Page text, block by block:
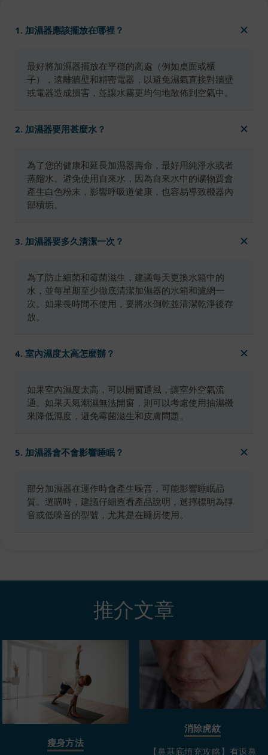
1. 加濕器應該擺放在哪裡？
最好將加濕器擺放在平穩的高處（例如桌面或櫃
子），遠離牆壁和精密電器，以避免濕氣直接對牆壁
或電器造成損害，並讓水霧更均勻地散佈到空氣中。
2. 加濕器要用甚麼水？
為了您的健康和延長加濕器壽命，最好用純淨水或者
蒸餾水。避免使用自來水，因為自來水中的礦物質會
產生白色粉末，影響呼吸道健康，也容易導致機器內
部積垢。
3. 加濕器要多久清潔一次？
為了防止細菌和霉菌滋生，建議每天更換水箱中的
水，並每星期至少徹底清潔加濕器的水箱和濾網一
次。如果長時間不使用，要將水倒乾並清潔乾淨後存
放。
4. 室內濕度太高怎麼辦？
如果室內濕度太高，可以開窗通風，讓室外空氣流
通。如果天氣潮濕無法開窗，則可以考慮使用抽濕機
來降低濕度，避免霉菌滋生和皮膚問題。
5. 加濕器會不會影響睡眠？
部分加濕器在運作時會產生噪音，可能影響睡眠品
質。選購時，建議仔細查看產品說明，選擇標明為靜
音或低噪音的型號，尤其是在睡房使用。
推介文章
瘦身方法
消除虎紋
【鼻基底填充攻略】有返鼻